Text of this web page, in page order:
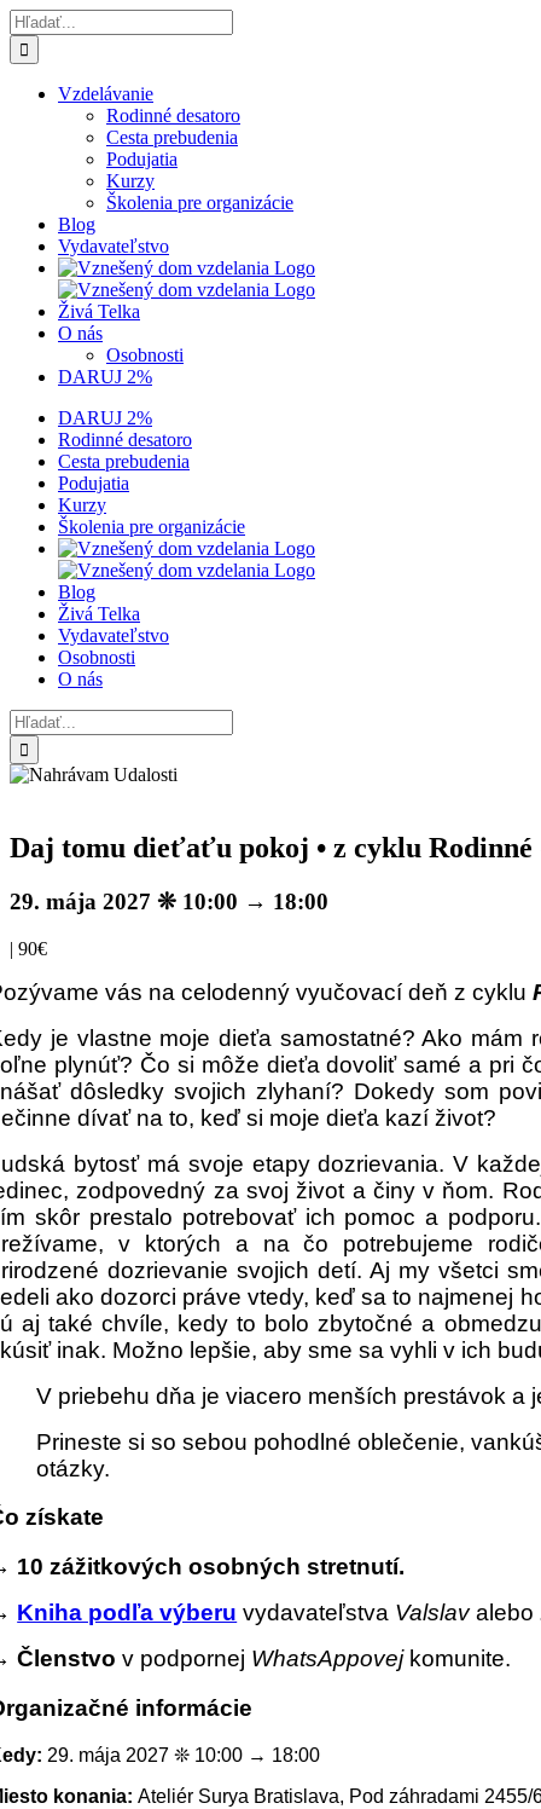
Skip
to
content
Hľadať:
Vzdelávanie
Rodinné desatoro
Cesta prebudenia
Podujatia
Kurzy
Školenia pre organizácie
Blog
Vydavateľstvo
Živá Telka
O nás
Osobnosti
DARUJ 2%
DARUJ 2%
Rodinné desatoro
Cesta prebudenia
Podujatia
Kurzy
Školenia pre organizácie
Blog
Živá Telka
Vydavateľstvo
Osobnosti
O nás
Hľadať:
Daj tomu dieťaťu pokoj • z cyklu Rodinné
29. mája 2027 ❊ 10:00 → 18:00
| 90€
vás na celodenný vyučovací deň z cyklu
je vlastne moje dieťa samostatné? Ako
plynúť? Čo si môže dieťa dovoliť samé a pri
dôsledky svojich zlyhaní? Dokedy som
dívať na to, keď si moje dieťa kazí život?
bytosť má svoje etapy dozrievania. V
zodpovedný za svoj život a činy v ňom.
skôr prestalo potrebovať ich pomoc a
v ktorých a na čo potrebujeme
dozrievanie svojich detí. Aj my všetci
ako dozorci práve vtedy, keď sa to najmenej
aj také chvíle, kedy to bolo zbytočné a
inak. Možno lepšie, aby sme sa vyhli v ich
V priebehu dňa je viacero menších prestávok
Prineste si so sebou pohodlné oblečenie,
otázky.
získate
10 zážitkových osobných stretnutí.
Kniha podľa výberu vydavateľstva Valslavalebo
Členstvo v podpornej WhatsAppovejkomunite.
informácie
29. mája 2027 ❊ 10:00 → 18:00
konania:Ateliér Surya Bratislava, Pod záhradami 2455/